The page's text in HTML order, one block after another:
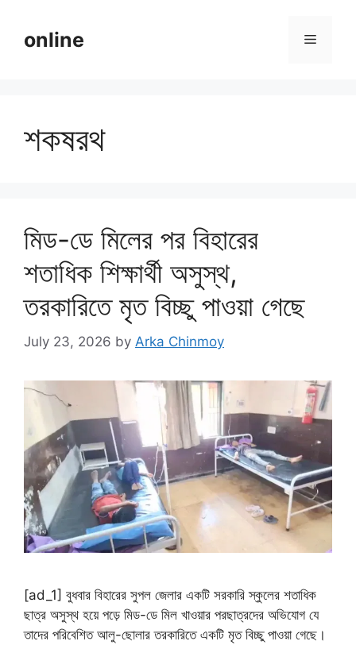
contentonline Menu
শকষরথ
মিড-ডে মিলের পর বিহারের
শতাধিক শিক্ষার্থী অসুস্থ,
তরকারিতে মৃত বিচ্ছু পাওয়া গেছে
July 23, 2026 by Arka Chinmoy
[ad_1] বুধবার বিহারের সুপল জেলার একটি সরকারি স্কুলের শতাধিক
ছাত্র অসুস্থ হয়ে পড়ে মিড-ডে মিল খাওয়ার পরছাত্রদের অভিযোগ যে
তাদের পরিবেশিত আলু-ছোলার তরকারিতে একটি মৃত বিচ্ছু পাওয়া গেছে।